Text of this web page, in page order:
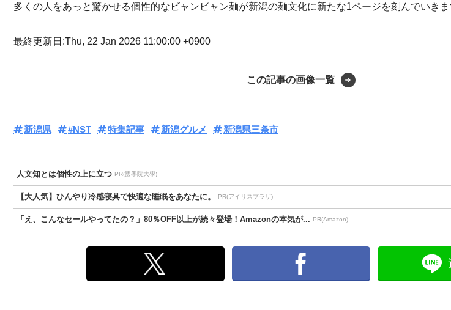
多くの人をあっと驚かせる個性的なビャンビャン麺が新潟の麺文化に新たな1ページを刻んでいきま
最終更新日:Thu, 22 Jan 2026 11:00:00 +0900
この記事の画像一覧
新潟県 #NST 特集記事 新潟グルメ 新潟県三条市
人文知とは個性の上に立つ PR(國學院大學)
【大人気】ひんやり冷感寝具で快適な睡眠をあなたに。 PR(アイリスプラザ)
「え、こんなセールやってたの？」80％OFF以上が続々登場！Amazonの本気が... PR(Amazon)